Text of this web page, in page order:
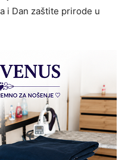
i Dan zaštite prirode u